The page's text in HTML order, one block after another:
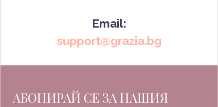
Email:
support@grazia.bg
АБОНИРАЙ СЕ ЗА НАШИЯ